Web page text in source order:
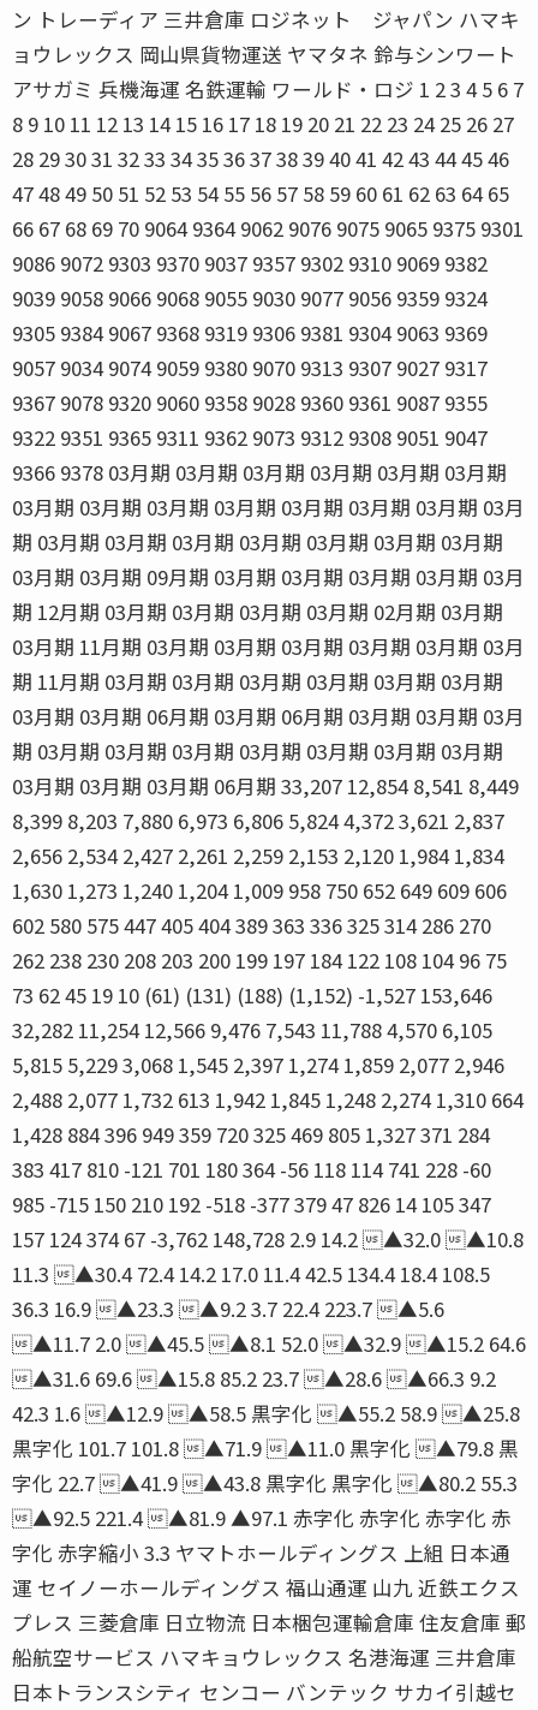
ン トレーディア 三井倉庫 ロジネット ジャパン ハマキ
ョウレックス 岡山県貨物運送 ヤマタネ 鈴与シンワート
アサガミ 兵機海運 名鉄運輸 ワールド・ロジ 1 2 3 4 5 6 7
8 9 10 11 12 13 14 15 16 17 18 19 20 21 22 23 24 25 26 27
28 29 30 31 32 33 34 35 36 37 38 39 40 41 42 43 44 45 46
47 48 49 50 51 52 53 54 55 56 57 58 59 60 61 62 63 64 65
66 67 68 69 70 9064 9364 9062 9076 9075 9065 9375 9301
9086 9072 9303 9370 9037 9357 9302 9310 9069 9382
9039 9058 9066 9068 9055 9030 9077 9056 9359 9324
9305 9384 9067 9368 9319 9306 9381 9304 9063 9369
9057 9034 9074 9059 9380 9070 9313 9307 9027 9317
9367 9078 9320 9060 9358 9028 9360 9361 9087 9355
9322 9351 9365 9311 9362 9073 9312 9308 9051 9047
9366 9378 03月期 03月期 03月期 03月期 03月期 03月期
03月期 03月期 03月期 03月期 03月期 03月期 03月期 03月
期 03月期 03月期 03月期 03月期 03月期 03月期 03月期
03月期 03月期 09月期 03月期 03月期 03月期 03月期 03月
期 12月期 03月期 03月期 03月期 03月期 02月期 03月期
03月期 11月期 03月期 03月期 03月期 03月期 03月期 03月
期 11月期 03月期 03月期 03月期 03月期 03月期 03月期
03月期 03月期 06月期 03月期 06月期 03月期 03月期 03月
期 03月期 03月期 03月期 03月期 03月期 03月期 03月期
03月期 03月期 03月期 06月期 33,207 12,854 8,541 8,449
8,399 8,203 7,880 6,973 6,806 5,824 4,372 3,621 2,837
2,656 2,534 2,427 2,261 2,259 2,153 2,120 1,984 1,834
1,630 1,273 1,240 1,204 1,009 958 750 652 649 609 606
602 580 575 447 405 404 389 363 336 325 314 286 270
262 238 230 208 203 200 199 197 184 122 108 104 96 75
73 62 45 19 10 (61) (131) (188) (1,152) -1,527 153,646
32,282 11,254 12,566 9,476 7,543 11,788 4,570 6,105
5,815 5,229 3,068 1,545 2,397 1,274 1,859 2,077 2,946
2,488 2,077 1,732 613 1,942 1,845 1,248 2,274 1,310 664
1,428 884 396 949 359 720 325 469 805 1,327 371 284
383 417 810 -121 701 180 364 -56 118 114 741 228 -60
985 -715 150 210 192 -518 -377 379 47 826 14 105 347
157 124 374 67 -3,762 148,728 2.9 14.2 ▲32.0 ▲10.8
11.3 ▲30.4 72.4 14.2 17.0 11.4 42.5 134.4 18.4 108.5
36.3 16.9 ▲23.3 ▲9.2 3.7 22.4 223.7 ▲5.6
▲11.7 2.0 ▲45.5 ▲8.1 52.0 ▲32.9 ▲15.2 64.6
▲31.6 69.6 ▲15.8 85.2 23.7 ▲28.6 ▲66.3 9.2
42.3 1.6 ▲12.9 ▲58.5 黒字化 ▲55.2 58.9 ▲25.8
黒字化 101.7 101.8 ▲71.9 ▲11.0 黒字化 ▲79.8 黒
字化 22.7 ▲41.9 ▲43.8 黒字化 黒字化 ▲80.2 55.3
▲92.5 221.4 ▲81.9 ▲97.1 赤字化 赤字化 赤字化 赤
字化 赤字縮小 3.3 ヤマトホールディングス 上組 日本通
運 セイノーホールディングス 福山通運 山九 近鉄エクス
プレス 三菱倉庫 日立物流 日本梱包運輸倉庫 住友倉庫 郵
船航空サービス ハマキョウレックス 名港海運 三井倉庫
日本トランスシティ センコー バンテック サカイ引越セ